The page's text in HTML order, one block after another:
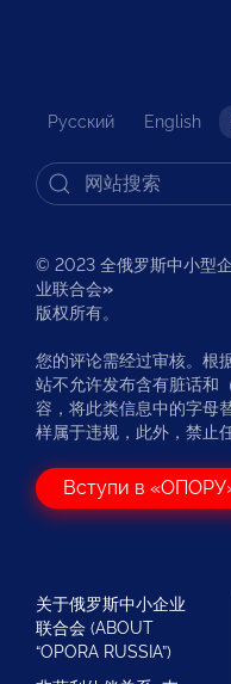
Русский English
© 2023 全俄罗斯中小型
业联合会»
版权所有。
您的评论需经过审核。根
站不允许发布含有脏话和
容，将此类信息中的字母
样属于违规，此外，禁止
Вступи в
关于俄罗斯中小企业
联合会 (ABOUT
“OPORA RUSSIA”)